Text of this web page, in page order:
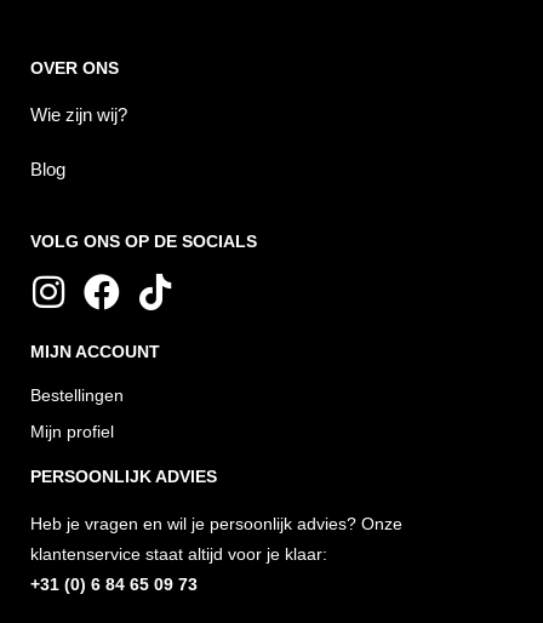
OVER ONS
Wie zijn wij?
Blog
VOLG ONS OP DE SOCIALS
I
s
t
a
g
r
a
m
F
c
e
b
o
k
T
k
k
MIJN ACCOUNT
Bestellingen
Mijn profiel
PERSOONLIJK ADVIES
Heb je vragen en wil je persoonlijk advies? Onze
klantenservice staat altijd voor je klaar:
+31 (0) 6 84 65 09 73